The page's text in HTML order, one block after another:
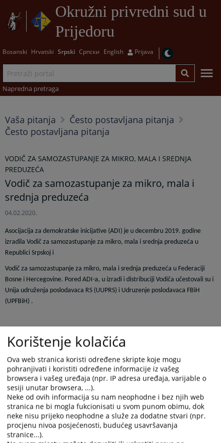
Okružni privredni sud u
Prijedoru
Bosanski Hrvatski Srpski Српски English Prijava
Napredna pretraga
Vaša pitanja
Često postavljana pitanja
Često postavljana pitanja
VODIČ ZA SAMOZASTUPANJE ZA MIKRO, MALA I SREDNJA
PREDUZEĆA
Vodič za samozastupanje za mikro, mala i
srednja preduzeća
04.02.2020.
Asocijacija za demokratske inicijative (ADI) je u decembru 2019. godine
izradila Vodič za samozastupanje za mikro, mala i srednja preduzeća u
Republici Srpskoj i
Vodič za samozastupanje za mikro, mala i srednja preduzeća u Federaciji
Bosne i Hercegovine. Pored ADI-a, u izradi i distribuciji Vodiča učestovali su i
Unija udruženja poslodavaca RS (UUPRS) i Udruzenje poslodavaca FBiH
(UPFBiH) .
Republici Srpskoj i Federaciji Bosne i Hercegovine da bolje razumiju sudske
sudu. Vodič je izradjen na latinici i ćirilici, te je preveden i na engleski jezik.
Elektronske verzije Vodiča mozete preuzeti na link-ovima:
Prikazana vijest je na: Srpski jezik
Linkovi
Korištenje kolačića
Ova web stranica koristi određene skripte koje mogu
pohranjivati i koristiti određene informacije iz vašeg
browsera i vašeg uređaja (npr. IP adresa uređaja, varijable o
sesiji unutar browsera, ...).
Neke od ovih informacija su nam neophodne i bez njih web
stranica ne bi mogla fukcionisati u svom punom obimu, dok
neke nisu prijeko neophodne a služe za dodatne stvari (npr.
procjenu nivoa posjećenosti, budućeg usavršavanja
stranice...).